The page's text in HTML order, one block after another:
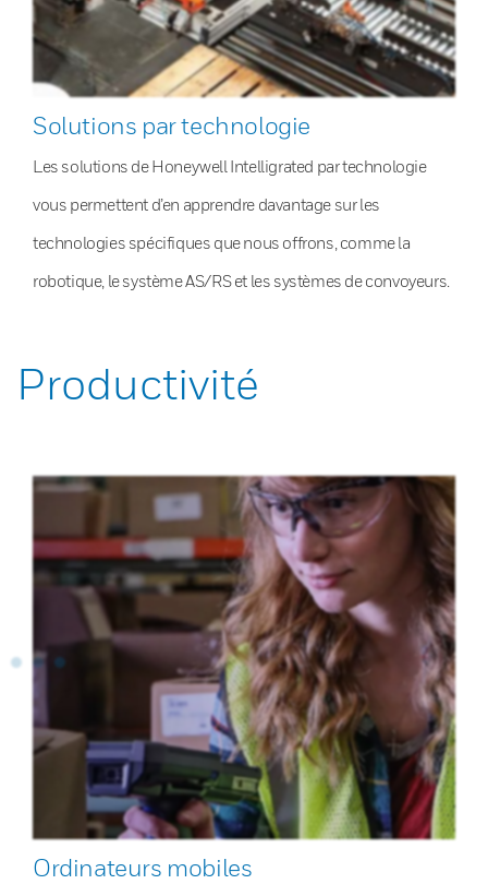
Solutions par technologie
Les solutions de Honeywell Intelligrated par technologie
vous permettent d’en apprendre davantage sur les
technologies spécifiques que nous offrons, comme la
robotique, le système AS/RS et les systèmes de convoyeurs.
Productivité
Ordinateurs mobiles